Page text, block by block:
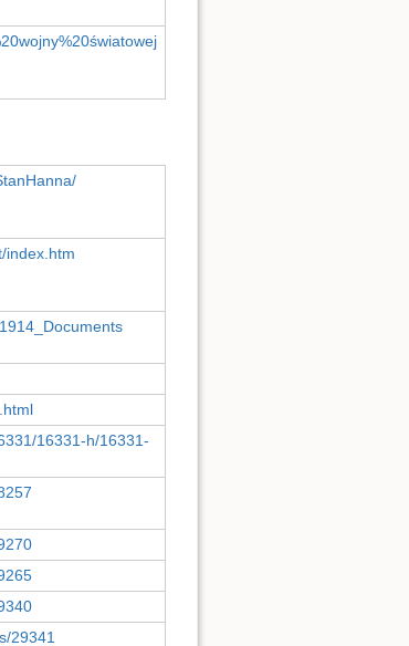
index.htm
16331-h/16331-
29341